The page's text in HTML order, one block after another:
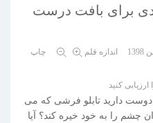
برای بافت درست
اندازه قلم
چاپ
ارزیابی کنید
دوست دارید تابلو فرشی که می
چشم را به خود خیره کند؟ آیا